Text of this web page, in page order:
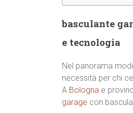
basculante
e tecnologia
Nel panorama
necessità per chi
A Bologna e
garage con